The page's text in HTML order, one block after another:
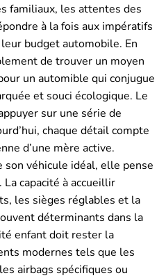
familiaux, les attentes des
à la fois aux impératifs
budget automobile. En
de trouver un moyen
un automible qui conjugue
et souci écologique. Le
sur une série de
chaque détail compte
d’une mère active.
son véhicule idéal, elle pense
La capacité à accueillir
les sièges réglables et la
déterminants dans la
enfant doit rester la
modernes tels que les
airbags spécifiques ou